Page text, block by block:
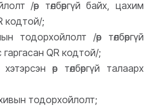
/өр төлбөргүй байх, цахим
кодтой/;
тодорхойлолт /өр төлбөргүй
QR кодтой/;
өр төлбөргүй талаарх
тодорхойлолт;